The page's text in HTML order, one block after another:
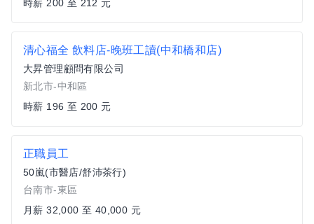
時薪 200 至 212 元
清心福全 飲料店-晚班工讀(中和橋和店)
大昇管理顧問有限公司
新北市-中和區
時薪 196 至 200 元
正職員工
50嵐(市醫店/舒沛茶行)
台南市-東區
月薪 32,000 至 40,000 元